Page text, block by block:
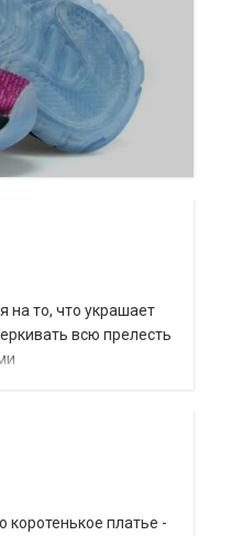
на то, что украшает
всю прелесть
коротенькое платье -